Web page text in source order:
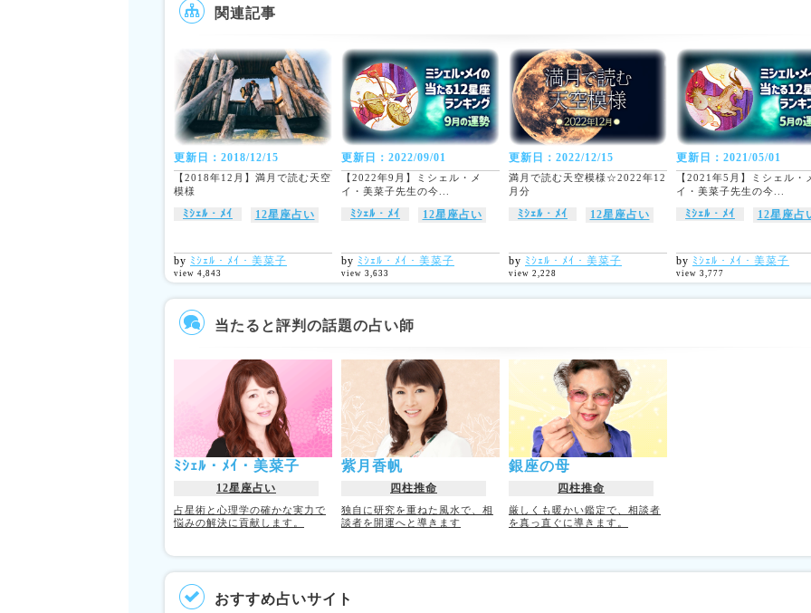
関連記事
更新日：2018/12/15
【2018年12月】満月で読む天空
模様
ﾐｼｪﾙ・ﾒｲ 12星座占い
by ﾐｼｪﾙ・ﾒｲ・美菜子
view 4,843
更新日：2022/09/01
【2022年9月】ミシェル・メ
イ・美菜子先生の今...
ﾐｼｪﾙ・ﾒｲ 12星座占い
by ﾐｼｪﾙ・ﾒｲ・美菜子
view 3,633
更新日：2022/12/15
満月で読む天空模様☆2022年12
月分
ﾐｼｪﾙ・ﾒｲ 12星座占い
by ﾐｼｪﾙ・ﾒｲ・美菜子
view 2,228
更新日：2021/05/01
【2021年5月】ミシェル・
イ・美菜子先生の今...
ﾐｼｪﾙ・ﾒｲ 12星座占
by ﾐｼｪﾙ・ﾒｲ・美菜子
view 3,777
当たると評判の話題の占い師
ﾐｼｪﾙ・ﾒｲ・美菜子
12星座占い
占星術と心理学の確かな実力で
悩みの解決に貢献します。
紫月香帆
四柱推命
独自に研究を重ねた風水で、相
談者を開運へと導きます
銀座の母
四柱推命
厳しくも暖かい鑑定で、相談者
を真っ直ぐに導きます。
おすすめ占いサイト